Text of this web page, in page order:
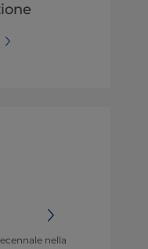
nella